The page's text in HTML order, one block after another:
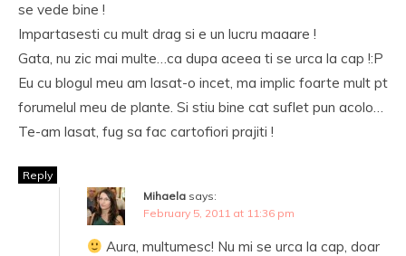
se vede bine !
Impartasesti cu mult drag si e un lucru maaare !
Gata, nu zic mai multe…ca dupa aceea ti se urca la cap !:P
Eu cu blogul meu am lasat-o incet, ma implic foarte mult pt
forumelul meu de plante. Si stiu bine cat suflet pun acolo…
Te-am lasat, fug sa fac cartofiori prajiti !
Reply
Mihaela says:
February 5, 2011 at 11:36 pm
Aura, multumesc! Nu mi se urca la cap, doar